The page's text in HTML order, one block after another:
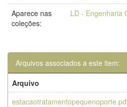
Aparece nas
coleções:
LD - Engenharia
Arquivos associados a este item:
Arquivo